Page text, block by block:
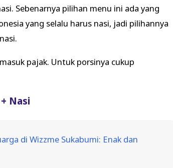
Sebenarnya pilihan menu ini ada yang
yang selalu harus nasi, jadi pilihannya
pajak. Untuk porsinya cukup
Nasi
di Wizzme Sukabumi: Enak dan